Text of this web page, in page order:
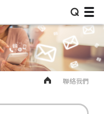
⌕
聯絡我們